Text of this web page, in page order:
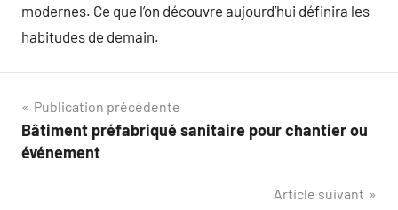
modernes. Ce que l’on découvre aujourd’hui définira les
habitudes de demain.
Navigation
de
Publication précédente
Bâtiment préfabriqué sanitaire pour chantier ou
événement
Article suivant